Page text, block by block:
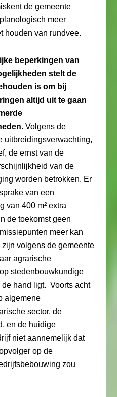
de gemeente
meer
houden van rundvee.
beperkingen van
stelt de
is om bij
altijd uit te gaan
. Volgens de
uitbreidingsverwachting,
de ernst van de
van de
worden betrokken. Er
van een
van 400 m² extra
de toekomst geen
meer kan
volgens de gemeente
agrarische
stedenbouwkundige
hand ligt. Voorts acht
algemene
sector, de
en de huidige
niet aannemelijk dat
op de
zou